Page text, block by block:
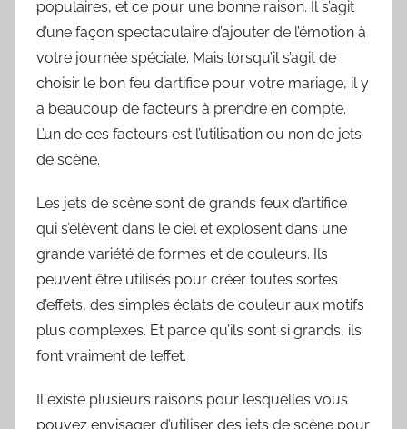
populaires, et ce pour une bonne raison. Il s’agit
d’une façon spectaculaire d’ajouter de l’émotion à
votre journée spéciale. Mais lorsqu’il s’agit de
choisir le bon feu d’artifice pour votre mariage, il y
a beaucoup de facteurs à prendre en compte.
L’un de ces facteurs est l’utilisation ou non de jets
de scène.
Les jets de scène sont de grands feux d’artifice
qui s’élèvent dans le ciel et explosent dans une
grande variété de formes et de couleurs. Ils
peuvent être utilisés pour créer toutes sortes
d’effets, des simples éclats de couleur aux motifs
plus complexes. Et parce qu’ils sont si grands, ils
font vraiment de l’effet.
Il existe plusieurs raisons pour lesquelles vous
pouvez envisager d’utiliser des jets de scène pour